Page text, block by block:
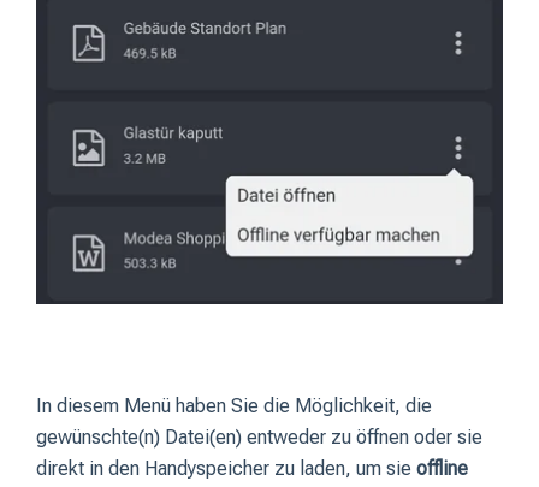
In diesem Menü haben Sie die Möglichkeit, die
gewünschte(n) Datei(en) entweder zu öffnen oder sie
direkt in den Handyspeicher zu laden, um sie offline